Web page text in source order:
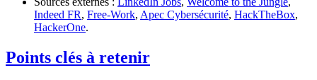
Indeed FR, Free-Work, Apec Cybersécurité, HackTheBox,
HackerOne.
Points clés à retenir